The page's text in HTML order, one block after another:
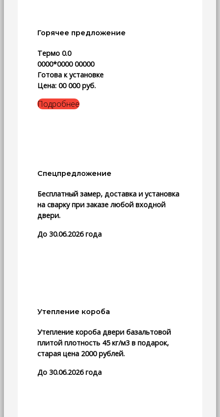
Горячее предложение
Термо 0.0
0000*0000 00000
Готова к установке
Цена: 00 000 руб.
Подробнее
Спецпредложение
Бесплатный замер, доставка и установка
на сварку при заказе любой входной
двери.
До 30.06.2026 года
Утепление короба
Утепление короба двери базальтовой
плитой плотность 45 кг/м3 в подарок,
старая цена 2000 рублей.
До 30.06.2026 года